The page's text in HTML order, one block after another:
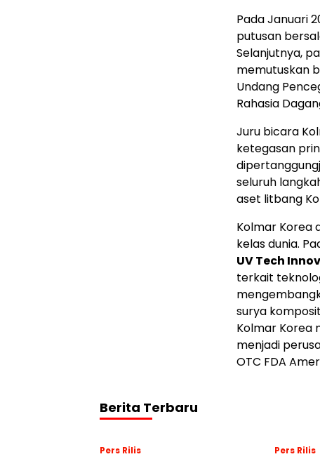
Pada Januari
putusan
Selanjutnya,
memutuskan
Undang
Rahasia
Juru bicara
ketegasan
seluruh
aset litbang
Kolmar Korea
kelas dunia.
UV Tech
terkait
surya
Kolmar Korea
menjadi
OTC FDA
Berita Terbaru
Pers Rilis Pers Rilis